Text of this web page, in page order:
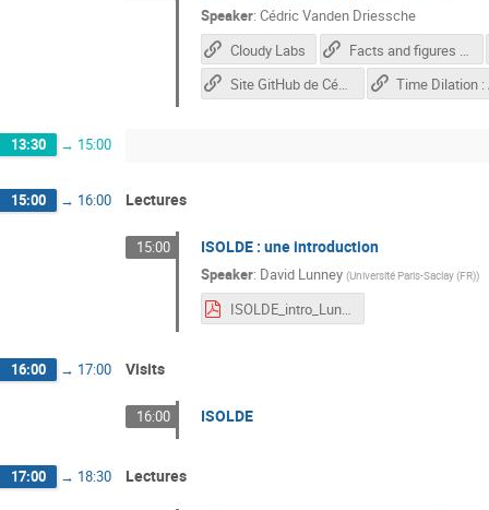
Speaker: Cédric Vanden Driessche
Cloudy Labs
Facts and figures about the LHC
Site GitHub de Cédric
13:30 → 15:00
15:00 → 16:00 Lectures
15:00 ISOLDE : une introduction
Speaker: David Lunney (Université Paris-Saclay (FR))
ISOLDE_intro_Lunney.pdf
16:00 → 17:00 Visits
16:00 ISOLDE
17:00 → 18:30 Lectures